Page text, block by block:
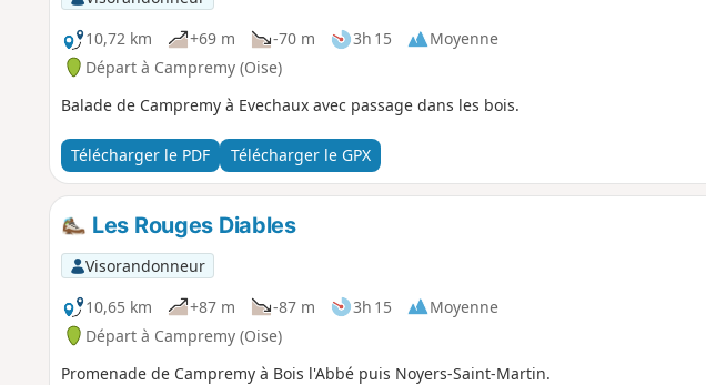
10,72 km
+69 m -70 m 3h 15
Moyenne
Départ à Campremy (Oise)
Balade de Campremy à Evechaux avec passage dans les bois.
Télécharger le PDF Télécharger le GPX
Les Rouges Diables
Visorandonneur
10,65 km
+87 m -87 m 3h 15
Moyenne
Départ à Campremy (Oise)
Promenade de Campremy à Bois l'Abbé puis Noyers-Saint-Martin.